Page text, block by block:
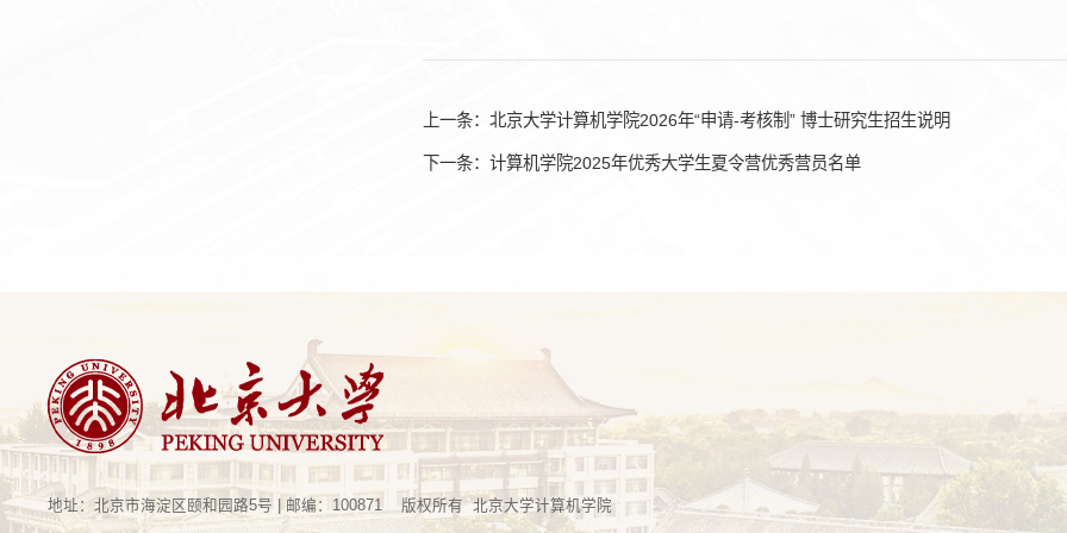
上一条：北京大学计算机学院2026年“申请-考核制” 博士研究生招生说明
下一条：计算机学院2025年优秀大学生夏令营优秀营员名单
地址：北京市海淀区颐和园路5号 | 邮编：100871 版权所有 北京大学计算机学院